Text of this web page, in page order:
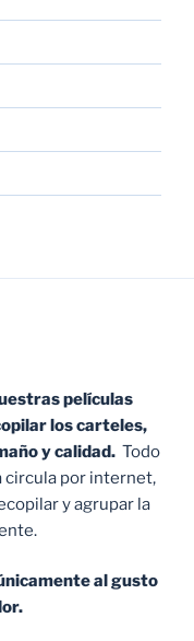
películas
los carteles,
y calidad. Todo
circula por internet,
y agrupar la
al gusto